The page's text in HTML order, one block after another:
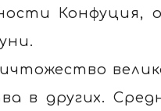
Конфуция,
в других.